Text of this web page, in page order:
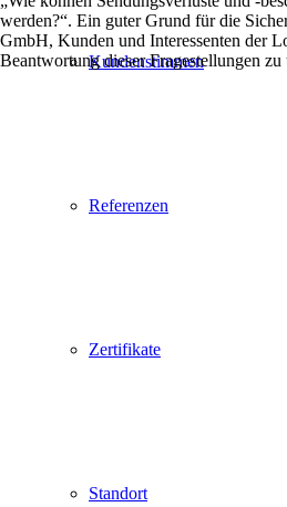
Kundenstimmen
Referenzen
Zertifikate
Standort
werden?“. Ein guter Grund für die
GmbH, Kunden und Interessenten der
Beantwortung dieser Fragestellungen zu